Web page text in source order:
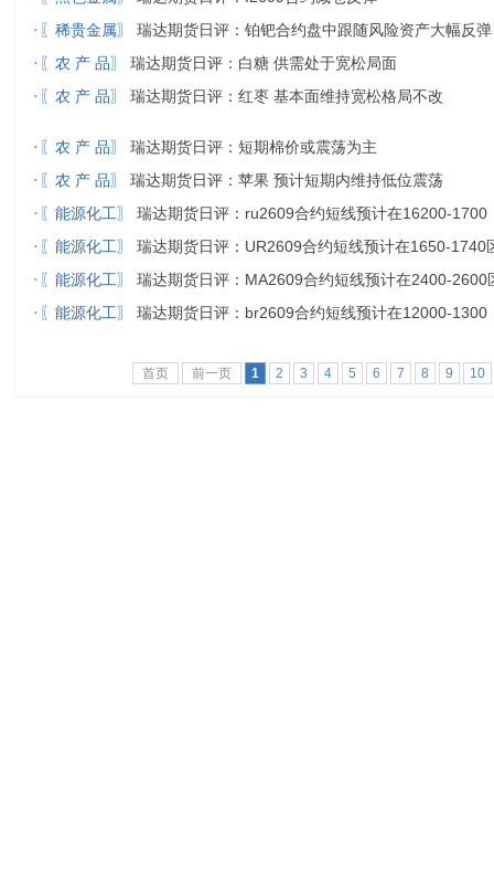
· 〖稀贵金属〗 瑞达期货日评：铂钯合约盘中跟随风险资产大幅反弹
· 〖农 产 品〗 瑞达期货日评：白糖 供需处于宽松局面
· 〖农 产 品〗 瑞达期货日评：红枣 基本面维持宽松格局不改
· 〖农 产 品〗 瑞达期货日评：短期棉价或震荡为主
· 〖农 产 品〗 瑞达期货日评：苹果 预计短期内维持低位震荡
· 〖能源化工〗 瑞达期货日评：ru2609合约短线预计在16200-1700
· 〖能源化工〗 瑞达期货日评：UR2609合约短线预计在1650-1740
· 〖能源化工〗 瑞达期货日评：MA2609合约短线预计在2400-2600
· 〖能源化工〗 瑞达期货日评：br2609合约短线预计在12000-1300
首页 前一页 1 2 3 4 5 6 7 8 9 10